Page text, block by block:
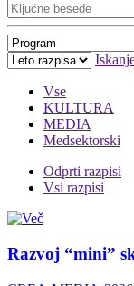
Vse
KULTURA
MEDIA
Medsektorski
Odprti razpisi
Vsi razpisi
Razvoj “mini”